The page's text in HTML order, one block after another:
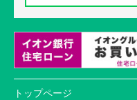
トップページ